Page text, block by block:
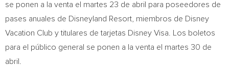
se ponen a la venta el martes 23 de abril para poseedores de
pases anuales de Disneyland Resort, miembros de Disney
Vacation Club y titulares de tarjetas Disney Visa. Los boletos
para el público general se ponen a la venta el martes 30 de
abril.